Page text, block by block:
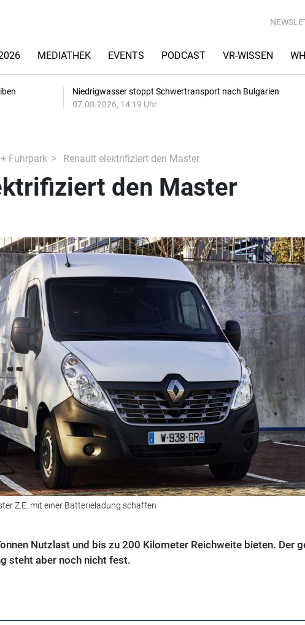
MEDIATHEK EVENTS PODCAST VR-WISSEN
Niedrigwasser stoppt Schwertransport nach Bulgarien
07.08.2026, 14:19 Uhr
Fuhrpark Renault elektrifiziert den Master
den Master
Z.E. mit einer Batterieladung schaffen
Nutzlast und bis zu 200 Kilometer Reichweite bieten. Der
steht aber noch nicht fest.